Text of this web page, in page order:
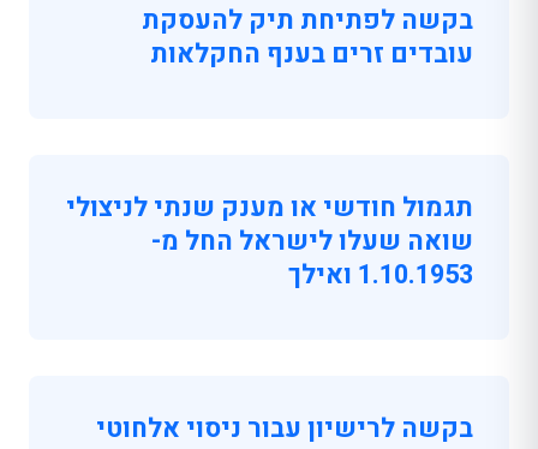
בקשה לפתיחת תיק להעסקת
עובדים זרים בענף החקלאות
תגמול חודשי או מענק שנתי לניצולי
שואה שעלו לישראל החל מ-
1.10.1953 ואילך
בקשה לרישיון עבור ניסוי אלחוטי